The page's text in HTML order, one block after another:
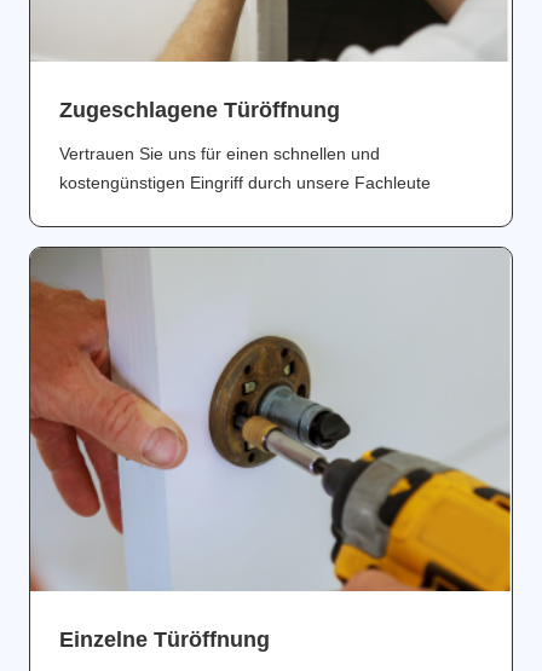
Zugeschlagene Türöffnung
Vertrauen Sie uns für einen schnellen und
kostengünstigen Eingriff durch unsere Fachleute
Einzelne Türöffnung